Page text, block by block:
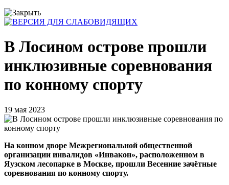
В Лосином острове прошли
инклюзивные соревнования
по конному спорту
19 мая 2023
На конном дворе Межрегиональной общественной
организации инвалидов «Инвакон», расположенном в
Яузском лесопарке в Москве, прошли Весенние зачётные
соревнования по конному спорту.